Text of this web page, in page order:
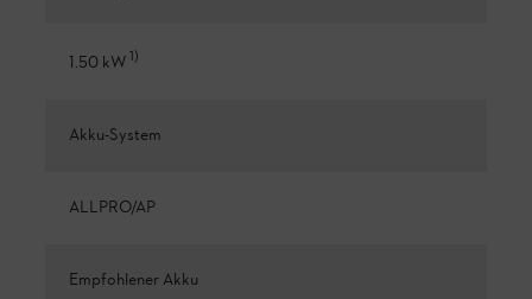
1.50 kW1)
Akku-System
ALLPRO/AP
Empfohlener Akku